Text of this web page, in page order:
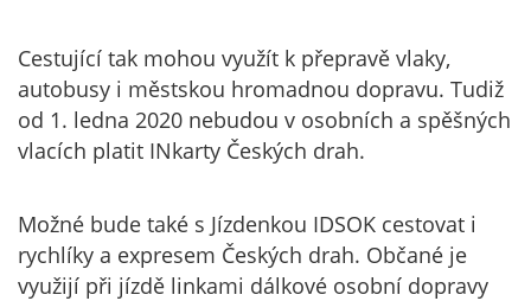
Cestující tak mohou využít k přepravě vlaky,
autobusy i městskou hromadnou dopravu. Tudiž
od 1. ledna 2020 nebudou v osobních a spěšných
vlacích platit INkarty Českých drah.
Možné bude také s Jízdenkou IDSOK cestovat i
rychlíky a expresem Českých drah. Občané je
využijí při jízdě linkami dálkové osobní dopravy